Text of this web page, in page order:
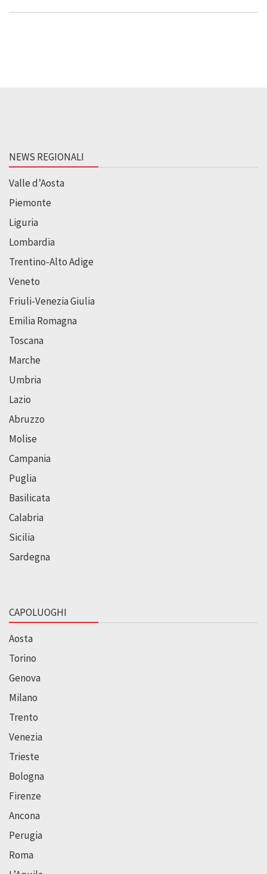
NEWS REGIONALI
Valle d’Aosta
Piemonte
Liguria
Lombardia
Trentino-Alto Adige
Veneto
Friuli-Venezia Giulia
Emilia Romagna
Toscana
Marche
Umbria
Lazio
Abruzzo
Molise
Campania
Puglia
Basilicata
Calabria
Sicilia
Sardegna
CAPOLUOGHI
Aosta
Torino
Genova
Milano
Trento
Venezia
Trieste
Bologna
Firenze
Ancona
Perugia
Roma